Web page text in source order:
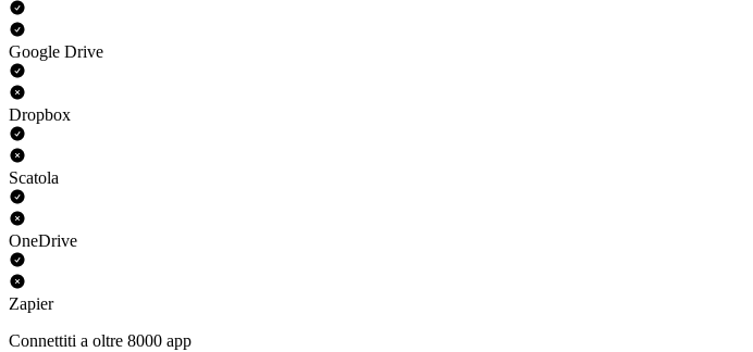
Google Drive
Dropbox
Scatola
OneDrive
Zapier
Connettiti a oltre 8000 app